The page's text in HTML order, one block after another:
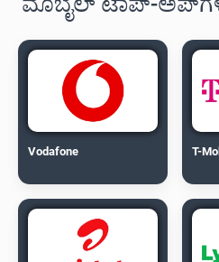
Vodafone T-